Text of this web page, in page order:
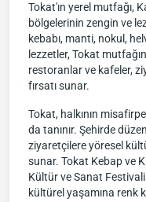
Tokat'ın yerel mutfağı,
bölgelerinin zengin ve
kebabı, manti, nokul,
lezzetler, Tokat
restoranlar ve kafeler,
fırsatı sunar.
Tokat, halkının
da tanınır. Şehirde
ziyaretçilere yöresel
sunar. Tokat Kebap ve
Kültür ve Sanat
kültürel yaşamına renk